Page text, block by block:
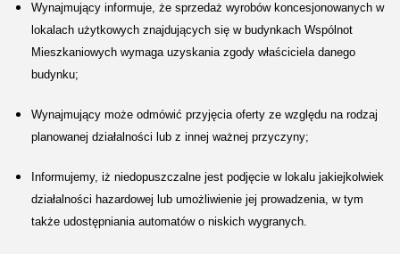
Wynajmujący informuje, że sprzedaż wyrobów koncesjonowanych w
lokalach użytkowych znajdujących się w budynkach Wspólnot
Mieszkaniowych wymaga uzyskania zgody właściciela danego
budynku;
Wynajmujący może odmówić przyjęcia oferty ze względu na rodzaj
planowanej działalności lub z innej ważnej przyczyny;
Informujemy, iż niedopuszczalne jest podjęcie w lokalu jakiejkolwiek
działalności hazardowej lub umożliwienie jej prowadzenia, w tym
także udostępniania automatów o niskich wygranych.